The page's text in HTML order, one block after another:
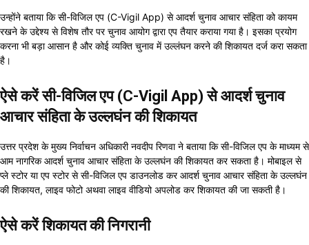
उन्होंने बताया कि सी-विजिल एप (C-Vigil App) से आदर्श चुनाव आचार संहिता को कायम
रखने के उद्देश्य से विशेष तौर पर चुनाव आयोग द्वारा एप तैयार कराया गया है। इसका प्रयोग
करना भी बड़ा आसान है और कोई व्यक्ति चुनाव में उल्लंघन करने की शिकायत दर्ज करा सकता
है।
ऐसे करें सी-विजिल एप (C-Vigil App) से आदर्श चुनाव
आचार संहिता के उल्लघंन की शिकायत
उत्तर प्रदेश के मुख्य निर्वाचन अधिकारी नवदीप रिणवा ने बताया कि सी-विजिल एप के माध्यम से
आम नागरिक आदर्श चुनाव आचार संहिता के उल्लघंन की शिकायत कर सकता है। मोबाइल से
प्ले स्टोर या एप स्टोर से सी-विजिल एप डाउनलोड कर आदर्श चुनाव आचार संहिता के उल्लघंन
की शिकायत, लाइव फोटो अथवा लाइव वीडियो अपलोड कर शिकायत की जा सकती है।
ऐसे करें शिकायत की निगरानी